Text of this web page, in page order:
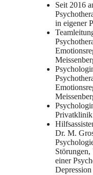
Seit 2016
in eigener
Dr. M.
einer
Depression